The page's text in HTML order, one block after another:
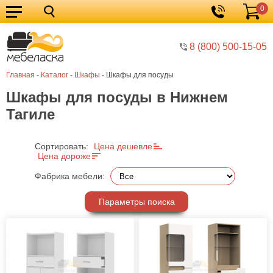
8 (800) 500-15-05
Корзина
0
Главная - Каталог - Шкафы - Шкафы для посуды
Кухонные
гарнитуры
Мебель
для
кухни
Мебель
для
спальни
Кровати
Шкафы
Диваны
гостиную
Столы
Шкафы для посуды в Нижнем
Тагиле
Сортировать:
Цена дешевле
Цена дороже
Фабрика мебели:
Параметры поиска